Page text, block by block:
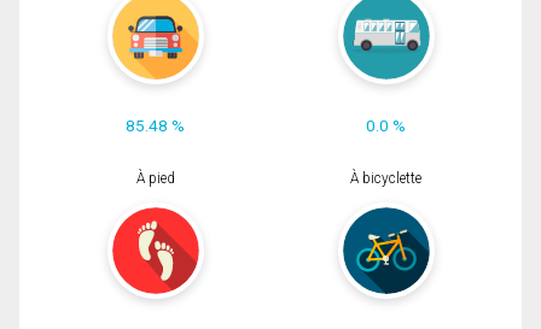
85.48 % 0.0 %
À pied À bicyclette